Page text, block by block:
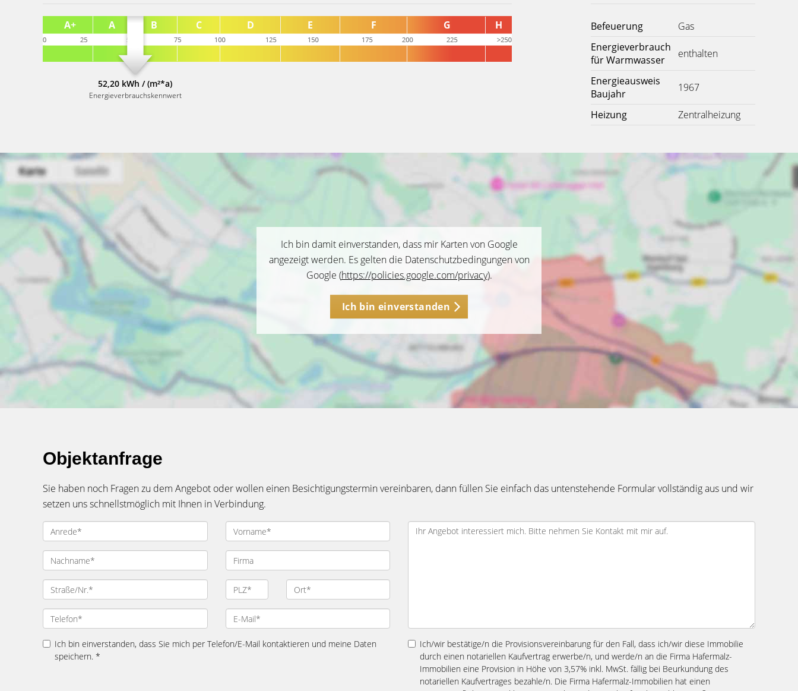
52,20 kWh / (m²*a)
Energieverbrauchskennwert
Befeuerung
Gas
Energieverbrauch
für Warmwasser
enthalten
Energieausweis
Baujahr
1967
Heizung Zentralheizung
Ich bin damit einverstanden, dass mir Karten von Google
angezeigt werden. Es gelten die Datenschutzbedingungen von
Google (https://policies.google.com/privacy).
Ich bin einverstanden
Objektanfrage
Sie haben noch Fragen zu dem Angebot oder wollen einen Besichtigungstermin vereinbaren, dann füllen Sie einfach das untenstehende Formular vollständig aus und wir
setzen uns schnellstmöglich mit Ihnen in Verbindung.
Ich bin einverstanden, dass Sie mich per Telefon/E-Mail kontaktieren und meine Daten
speichern. *
Ich/wir bestätige/n die Provisionsvereinbarung für den Fall, dass ich/wir diese Immobilie
durch einen notariellen Kaufvertrag erwerbe/n, und werde/n an die Firma Hafermalz-
Immobilien eine Provision in Höhe von 3,57% inkl. MwSt. fällig bei Beurkundung des
notariellen Kaufvertrages bezahle/n. Die Firma Hafermalz-Immobilien hat einen